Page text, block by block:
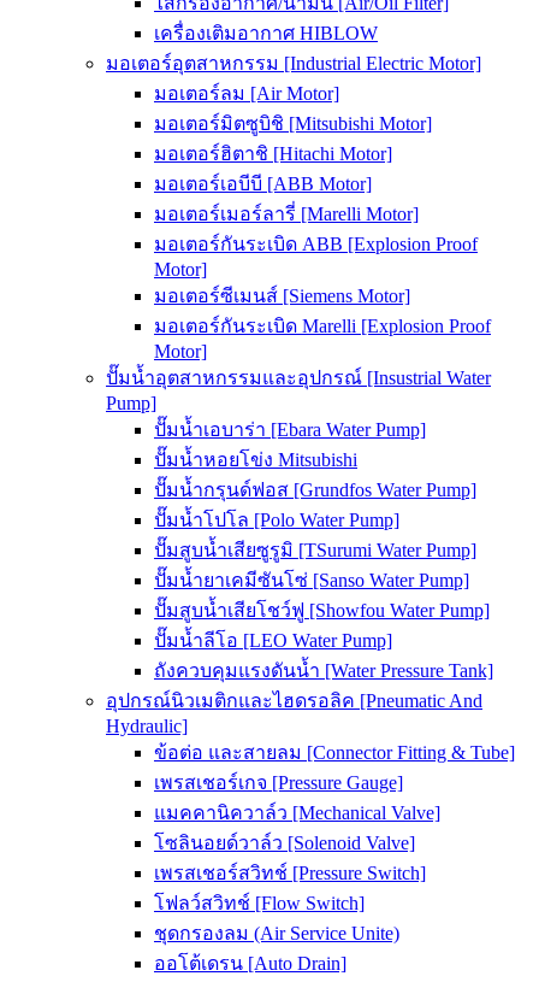
เครื่องเติมอากาศ HIBLOW
มอเตอร์อุตสาหกรรม [Industrial Electric Motor]
มอเตอร์ลม [Air Motor]
มอเตอร์มิตซูบิชิ [Mitsubishi Motor]
มอเตอร์ฮิตาชิ [Hitachi Motor]
มอเตอร์เอบีบี [ABB Motor]
มอเตอร์เมอร์ลารี่ [Marelli Motor]
มอเตอร์กันระเบิด ABB [Explosion Proof
Motor]
มอเตอร์ซีเมนส์ [Siemens Motor]
มอเตอร์กันระเบิด Marelli [Explosion Proof
Motor]
ปั๊มน้ำอุตสาหกรรมและอุปกรณ์ [Insustrial Water
Pump]
ปั๊มน้ำเอบาร่า [Ebara Water Pump]
ปั๊มน้ำหอยโข่ง Mitsubishi
ปั๊มน้ำกรุนด์ฟอส [Grundfos Water Pump]
ปั๊มน้ำโปโล [Polo Water Pump]
ปั๊มสูบน้ำเสียซูรูมิ [TSurumi Water Pump]
ปั๊มน้ำยาเคมีซันโซ่ [Sanso Water Pump]
ปั๊มสูบน้ำเสียโชว์ฟู [Showfou Water Pump]
ปั๊มน้ำลีโอ [LEO Water Pump]
ถังควบคุมแรงดันน้ำ [Water Pressure Tank]
อุปกรณ์นิวเมติกและไฮดรอลิค [Pneumatic And
Hydraulic]
ข้อต่อ และสายลม [Connector Fitting & Tube]
เพรสเชอร์เกจ [Pressure Gauge]
แมคคานิควาล์ว [Mechanical Valve]
โซลินอยด์วาล์ว [Solenoid Valve]
เพรสเชอร์สวิทช์ [Pressure Switch]
โฟลว์สวิทช์ [Flow Switch]
ชุดกรองลม (Air Service Unite)
ออโต้เดรน [Auto Drain]